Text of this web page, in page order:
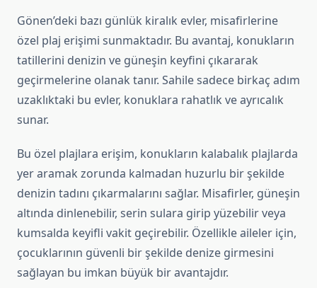
Gönen’deki bazı günlük kiralık evler, misafirlerine
özel plaj erişimi sunmaktadır. Bu avantaj, konukların
tatillerini denizin ve güneşin keyfini çıkararak
geçirmelerine olanak tanır. Sahile sadece birkaç adım
uzaklıktaki bu evler, konuklara rahatlık ve ayrıcalık
sunar.
Bu özel plajlara erişim, konukların kalabalık plajlarda
yer aramak zorunda kalmadan huzurlu bir şekilde
denizin tadını çıkarmalarını sağlar. Misafirler, güneşin
altında dinlenebilir, serin sulara girip yüzebilir veya
kumsalda keyifli vakit geçirebilir. Özellikle aileler için,
çocuklarının güvenli bir şekilde denize girmesini
sağlayan bu imkan büyük bir avantajdır.